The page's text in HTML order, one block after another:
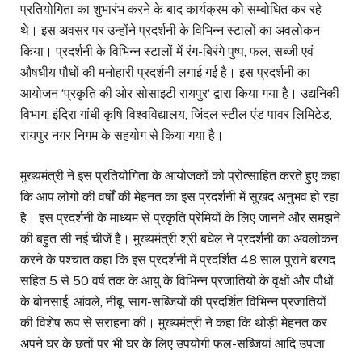
प्रतियोगिता का शुभारंभ करने के बाद कार्यक्रम को सम्बोधित कर रहे
थे। इस अवसर पर उन्होंने प्रदर्शनी के विभिन्न स्टालों का अवलोकन
किया। प्रदर्शनी के विभिन्न स्टालों में रंग-बिरंगे पुष्प, फल, सब्जी एवं
औषधीय पौधों की मनोहारी प्रदर्शनी लगाई गई है। इस प्रदर्शनी का
आयोजन ‘प्रकृति की ओर सोसाइटी रायपुर‘ द्वारा किया गया है। उद्यनिकी
विभाग, इंदिरा गांधी कृषि विश्वविद्यालय, जिंदल स्टील एंड पावर लिमिटेड,
रायपुर नगर निगम के सहयोग से किया गया है।
मुख्यमंत्री ने इस प्रतियोगिता के आयोजकों को प्रोत्साहित करते हुए कहा
कि आप लोगों की वर्षों की मेहनत का इस प्रदर्शनी में सुखद अनुभव हो रहा
है। इस प्रदर्शनी के माध्यम से प्रकृति प्रेमियों के लिए जानने और समझने
की बहुत सी नई चीजें हैं। मुख्यमंत्री श्री बघेल ने प्रदर्शनी का अवलोकन
करने के पश्चात कहा कि इस प्रदर्शनी में प्रदर्शित 48 साल पुराने बरगद
सहित 5 से 50 वर्ष तक के आयु के विभिन्न प्रजातियों के वृक्षों और पौधों
के बोनसाई, आंवले, नींबू, साग-सब्जियों की प्रदर्शित विभिन्न प्रजातियों
की विशेष रूप से सराहना की। मुख्यमंत्री ने कहा कि थोड़ी मेहनत कर
अपने घर के छतों पर भी घर के लिए उपयोगी फल-सब्जियां आदि उपजा